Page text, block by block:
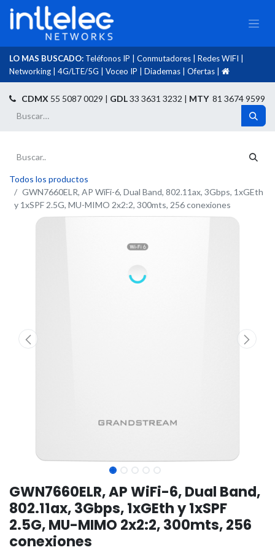
LO MAS BUSCADO: Teléfonos IP Conmutadores Redes WIFI
Networking
4G/LTE/5G Voceo IP Diademas Ofertas
CDMX 55 5087 0029 | GDL33 3631 3232 | MTY81 3674 9599
Todos los productos
GWN7660ELR, AP WiFi-6, Dual Band, 802.11ax, 3Gbps, 1xGEth
y 1xSPF 2.5G, MU-MIMO 2x2:2, 300mts, 256 conexiones
GWN7660ELR, AP WiFi-6, Dual Band,
802.11ax, 3Gbps, 1xGEth y 1xSPF
2.5G, MU-MIMO 2x2:2, 300mts, 256
conexiones